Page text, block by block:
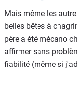
Mais même les
belles bêtes à
père a été mécano
affirmer sans
fiabilité (même si